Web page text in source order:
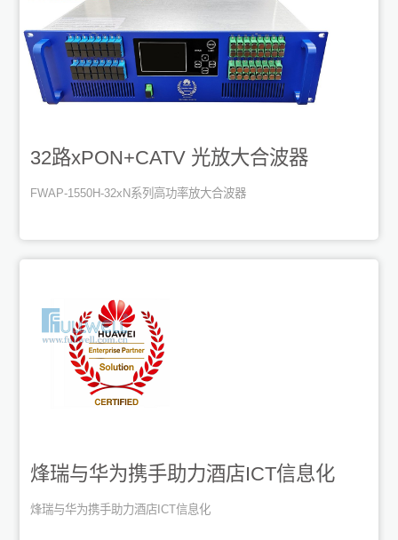
32路xPON+CATV 光放大合波器
FWAP-1550H-32xN系列高功率放大合波器
烽瑞与华为携手助力酒店ICT信息化
烽瑞与华为携手助力酒店ICT信息化